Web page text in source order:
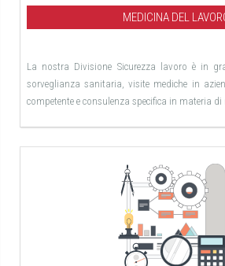
MEDICINA DEL
La nostra Divisione Sicurezza lavoro è in
sorveglianza sanitaria, visite mediche in
competente e consulenza specifica in materia di